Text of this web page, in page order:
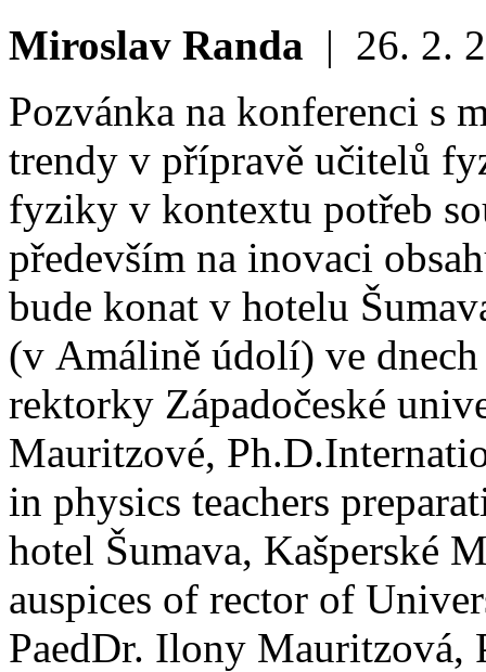
Miroslav Randa | 26. 2.
Pozvánka na konferenci s
trendy v přípravě učitelů
fyziky v kontextu potřeb
především na inovaci
bude konat v hotelu
(v Amálině údolí) ve
rektorky Západočeské
Mauritzové, Ph.D.
in physics teachers
hotel Šumava, Kašperské
auspices of rector of
PaedDr. Ilony Mauritzová,